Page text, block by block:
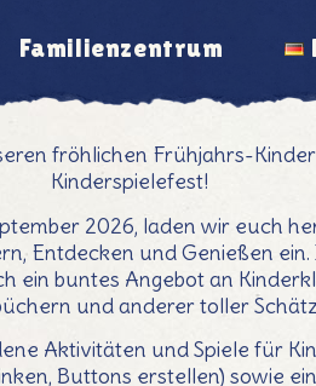
Familienzentrum
fröhlichen Frühjahrs-
Kinderspielefest!
2026, laden wir euch
Entdecken und Genießen
ein buntes Angebot an
und anderer toller
Aktivitäten und Spiele für
Buttons erstellen) sowie